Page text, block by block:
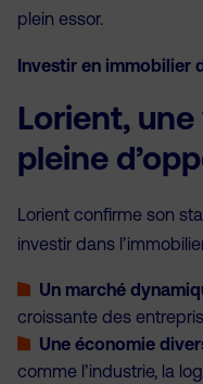
plein essor.
Investir en immobilier
Lorient,
pleine
Lorient confirme son
investir dans
Un marché
croissante des
Une économie
comme l’industrie, la